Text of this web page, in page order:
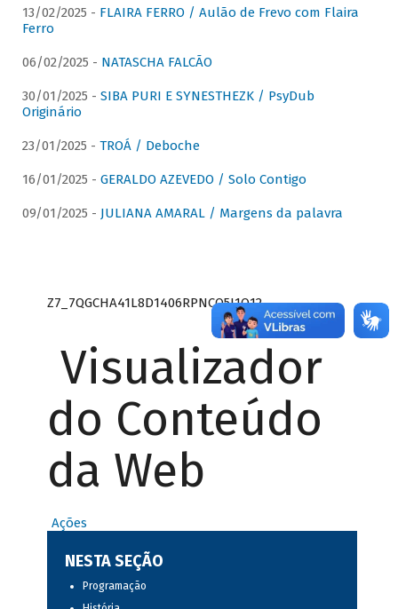
13/02/2025 - FLAIRA FERRO / Aulão de Frevo com Flaira
Ferro
06/02/2025 - NATASCHA FALCÃO
30/01/2025 - SIBA PURI E SYNESTHEZK / PsyDub
Originário
23/01/2025 - TROÁ / Deboche
16/01/2025 - GERALDO AZEVEDO / Solo Contigo
09/01/2025 - JULIANA AMARAL / Margens da palavra
Z7_7QGCHA41L8D1406RPNCQ5J1O12
Visualizador
do Conteúdo
da Web
Ações
NESTA SEÇÃO
Programação